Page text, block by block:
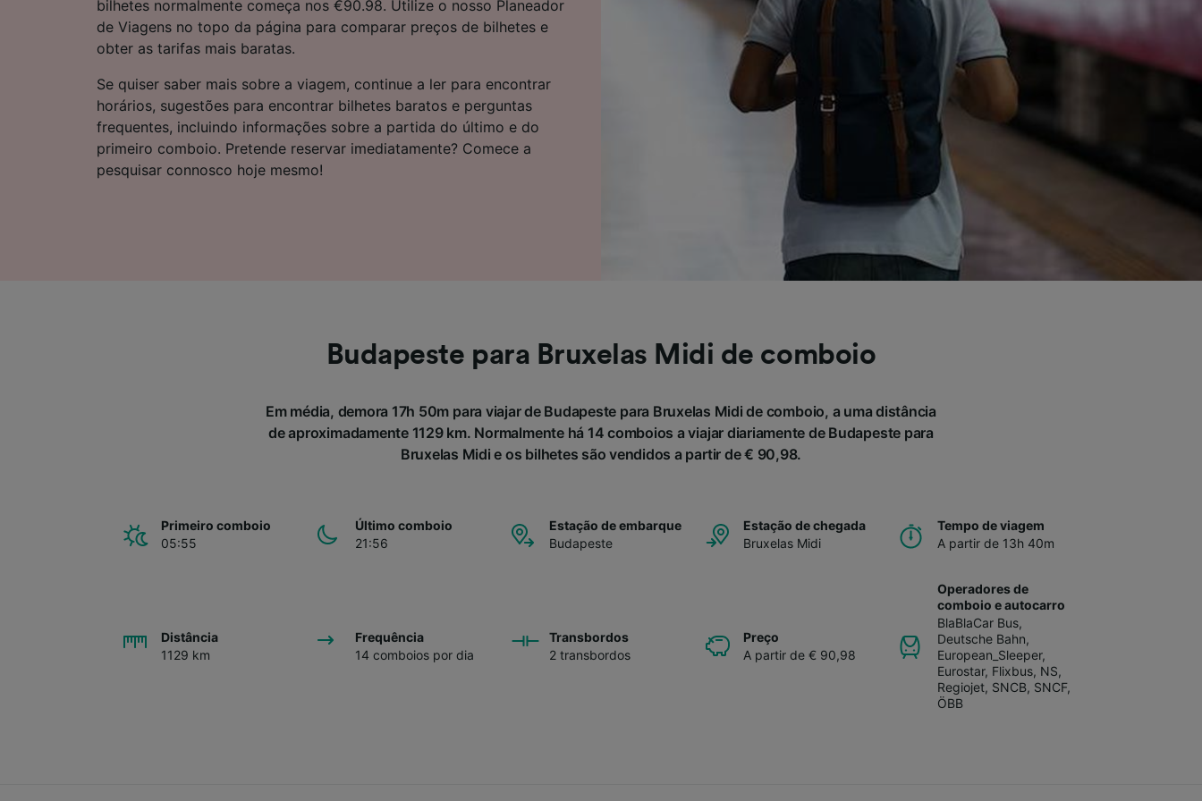
bilhetes normalmente começa nos €90.98. Utilize o nosso Planeador
de Viagens no topo da página para comparar preços de bilhetes e
obter as tarifas mais baratas.
Se quiser saber mais sobre a viagem, continue a ler para encontrar
horários, sugestões para encontrar bilhetes baratos e perguntas
frequentes, incluindo informações sobre a partida do último e do
primeiro comboio. Pretende reservar imediatamente? Comece a
pesquisar connosco hoje mesmo!
Budapeste para Bruxelas Midi de comboio
Em média, demora 17h 50m para viajar de Budapeste para Bruxelas Midi de comboio, a uma distância
de aproximadamente 1129 km. Normalmente há 14 comboios a viajar diariamente de Budapeste para
Bruxelas Midi e os bilhetes são vendidos a partir de € 90,98.
Primeiro comboio
05:55
Último comboio
21:56
Estação de embarque
Budapeste
Estação de chegada
Bruxelas Midi
Tempo de viagem
A partir de 13h 40m
Distância
1129 km
Frequência
14 comboios por dia
Transbordos
2 transbordos
Preço
A partir de € 90,98
Operadores de
comboio e autocarro
BlaBlaCar Bus,
Deutsche Bahn,
European_Sleeper,
Eurostar, Flixbus, NS,
Regiojet, SNCB, SNCF,
ÖBB
Lista de parceiros (fornecedores)